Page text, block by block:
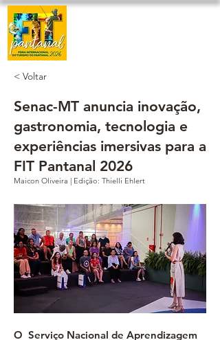
< Voltar
Senac-MT anuncia inovação,
gastronomia, tecnologia e
experiências imersivas para a
FIT Pantanal 2026
Maicon Oliveira | Edição: Thielli Ehlert
O Serviço Nacional de Aprendizagem